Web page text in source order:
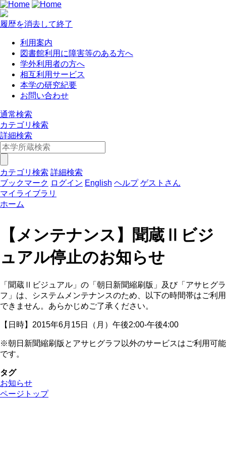
履歴を消去して終了
利用案内
図書館利用に障害等のある方へ
学外利用者の方へ
相互利用サービス
本学の研究紀要
お問い合わせ
通常検索
カテゴリ検索
詳細検索
カテゴリ検索 詳細検索
ブックマーク ログイン English ヘルプ ゲストさん
マイライブラリ
ホーム
【メンテナンス】聞蔵Ⅱビジ
ュアル停止のお知らせ
「聞蔵Ⅱビジュアル」の「朝日新聞縮刷版」及び「アサヒグラ
フ」は、システムメンテナンスのため、以下の時間帯はご利用
できません。あらかじめご了承ください。
【日時】2015年6月15日（月）午後2:00-午後4:00
※朝日新聞縮刷版とアサヒグラフ以外のサービスはご利用可能
です。
タグ
お知らせ
ページトップ